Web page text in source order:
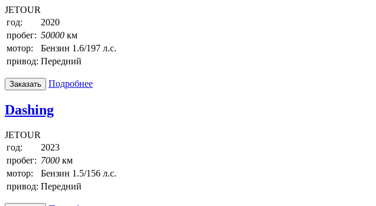
JETOUR
год:
2020
пробег: 50000 км
мотор:
Бензин 1.6/197 л.с.
привод: Передний
Заказать Подробнее
Dashing
JETOUR
год:
2023
пробег: 7000 км
мотор:
Бензин 1.5/156 л.с.
привод: Передний